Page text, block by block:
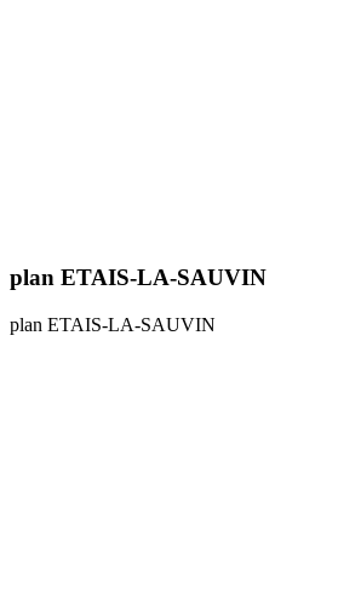
plan ETAIS-LA-SAUVIN
plan ETAIS-LA-SAUVIN